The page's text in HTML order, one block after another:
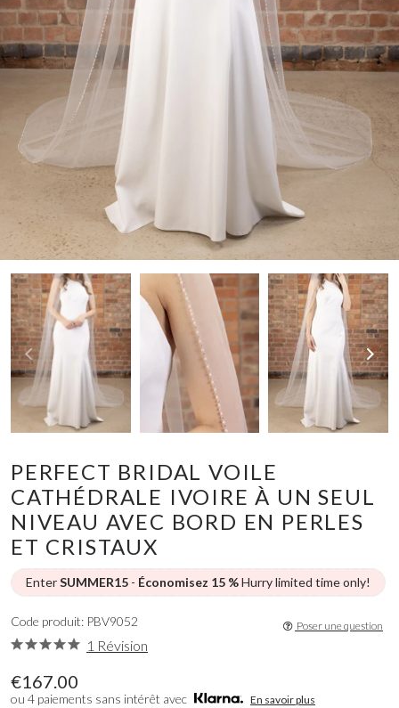
PERFECT BRIDAL VOILE
CATHÉDRALE IVOIRE À UN SEUL
NIVEAU AVEC BORD EN PERLES
ET CRISTAUX
EnterSUMMER15 - Économisez 15 %Hurry limited time only!
€167.00
ou 4 paiements sans intérêt avec En savoir plus
Code produit: PBV9052
1 Révision
Poser une question